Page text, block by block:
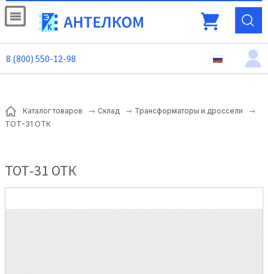
8 (800) 550-12-98
Каталог товаров Склад
Трансформаторы и дроссели
ТОТ-31 ОТК
ТОТ-31 ОТК